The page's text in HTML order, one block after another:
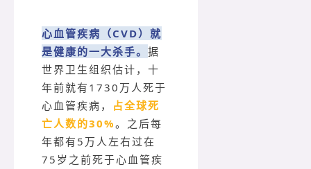
心血管疾病（CVD）就
是健康的一大杀手。 据
世界卫生组织估计，十
年前就有1730万人死于
心血管疾病， 占全球死
亡人数的30%。之后每
年都有5万人左右过在
75岁之前死于心血管疾